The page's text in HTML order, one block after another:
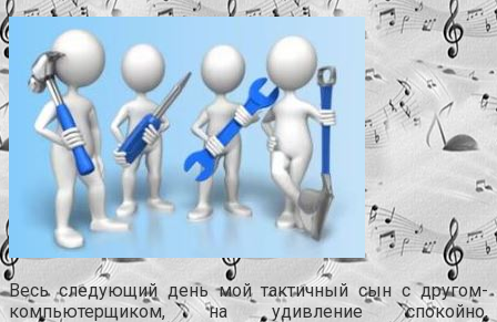
Весь следующий день мой тактичный сын с другом-
компьютерщиком, на удивление спокойно,